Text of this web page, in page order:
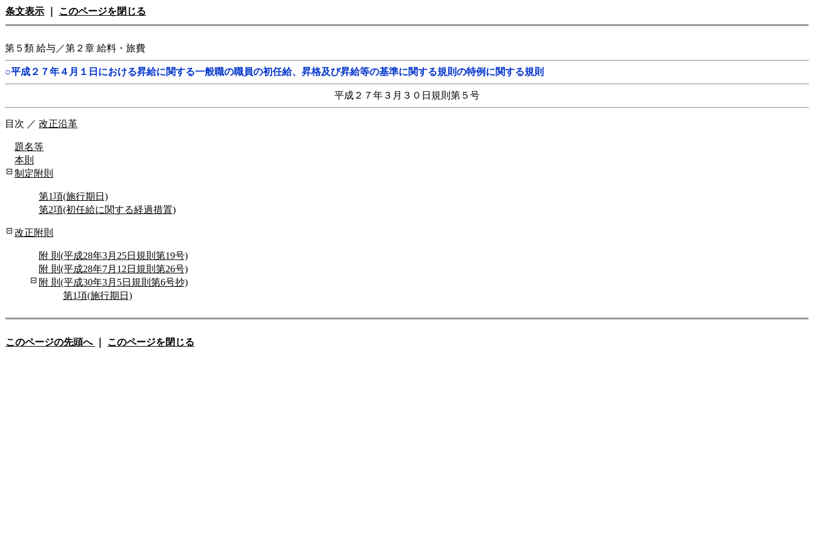
条文表示 このページを閉じる
第５類 給与／第２章 給料・旅費
○平成２７年４月１日における昇給に関する一般職の職員の初任給、昇格及び昇給等の基準に関する規則の特例に関する規則
平成２７年３月３０日規則第５号
目次 ／ 改正沿革
題名等
本則
制定附則
第1項(施行期日)
第2項(初任給に関する経過措置)
改正附則
附 則(平成28年3月25日規則第19号)
附 則(平成28年7月12日規則第26号)
附 則(平成30年3月5日規則第6号抄)
第1項(施行期日)
このページの先頭へ このページを閉じる